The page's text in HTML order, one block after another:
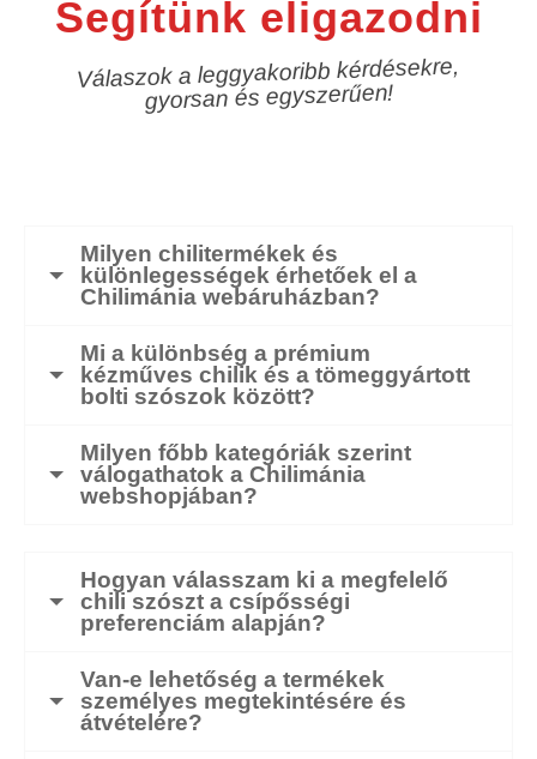
Segítünk eligazodni
Válaszok a leggyakoribb kérdésekre,
gyorsan és egyszerűen!
Milyen chilitermékek és
különlegességek érhetőek el a
Chilimánia webáruházban?
Mi a különbség a prémium
kézműves chilik és a tömeggyártott
bolti szószok között?
Milyen főbb kategóriák szerint
válogathatok a Chilimánia
webshopjában?
Hogyan válasszam ki a megfelelő
chili szószt a csípősségi
preferenciám alapján?
Van-e lehetőség a termékek
személyes megtekintésére és
átvételére?